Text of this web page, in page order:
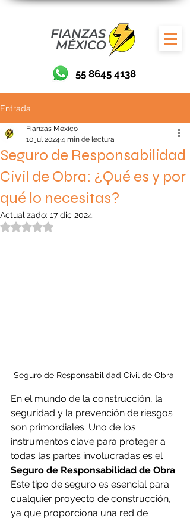
55 8645 4138
Entrada
Seguro de Responsabilidad
Civil de Obra: ¿Qué es y por
qué lo necesitas?
Fianzas México
10 jul 2024 4 min de lectura
Actualizado: 17 dic 2024
Obtuvo NaN de 5 estrellas.
Seguro de Responsabilidad Civil de Obra
En el mundo de la construcción, la
seguridad y la prevención de riesgos
son primordiales. Uno de los
instrumentos clave para proteger a
todas las partes involucradas es el
Seguro de Responsabilidad de Obra.
Este tipo de seguro es esencial para
cualquier proyecto de construcción,
ya que proporciona una red de